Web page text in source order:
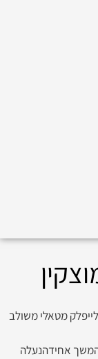
מטאלי משולב
המשך אחידהנעלה